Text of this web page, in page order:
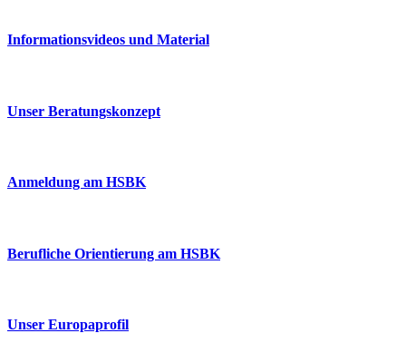
Informationsvideos und Material
Unser Beratungskonzept
Anmeldung am HSBK
Berufliche Orientierung am HSBK
Unser Europaprofil